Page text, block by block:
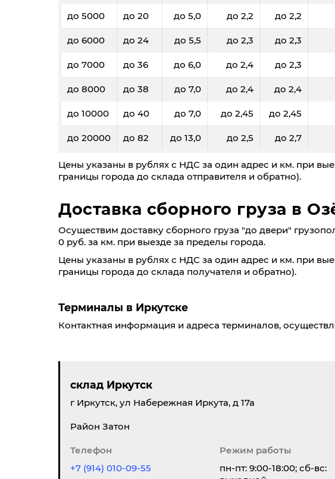
до 5000 до 20 до 5,0 до 2,2 до 2,2
до 6000 до 24 до 5,5 до 2,3 до 2,3
до 7000 до 36 до 6,0 до 2,4 до 2,3
до 8000 до 38 до 7,0 до 2,4 до 2,4
до 10000 до 40 до 7,0 до 2,45 до 2,45
до 20000 до 82 до 13,0 до 2,5 до 2,7
Цены указаны в рублях с НДС за один адрес и км. при
границы города до склада отправителя и обратно).
Доставка сборного груза в
Осуществим доставку сборного груза "до двери"
0 руб. за км. при выезде за пределы города.
Цены указаны в рублях с НДС за один адрес и км. при
границы города до склада получателя и обратно).
Терминалы в Иркутске
Контактная информация и адреса терминалов,
склад Иркутск
г Иркутск, ул Набережная Иркута, д 17а
Район Затон
Телефон
+7 (914) 010-09-55
Режим работы
пн-пт: 9:00-18:00; сб-вс: